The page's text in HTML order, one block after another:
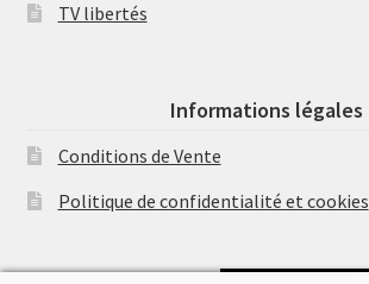
TV libertés
Informations légales
Conditions de Vente
Politique de confidentialité et cookies